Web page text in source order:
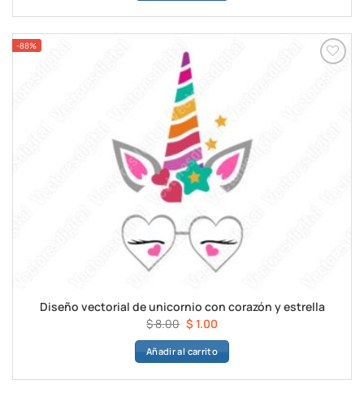
$ 8.00.$ 1.00.
-88%
Diseño vectorial de unicornio con corazón y estrella
$8.00 El
precio
original
$ 8.00.
$ 1.00El
precio
actual
$ 1.00.
Añadir al carrito